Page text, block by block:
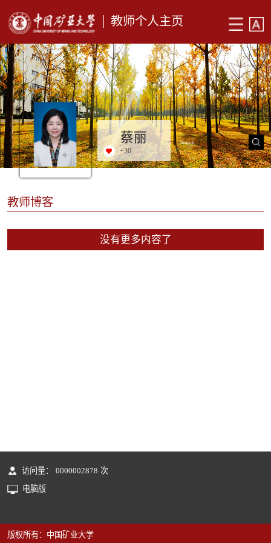
教师个人主页
蔡丽
+30
教师博客
没有更多内容了
访问量： 0000002878 次
电脑版
版权所有：中国矿业大学